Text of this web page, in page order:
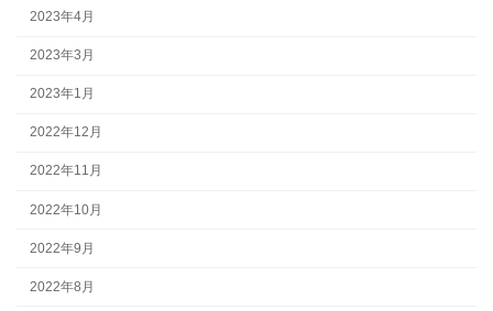
2023年4月
2023年3月
2023年1月
2022年12月
2022年11月
2022年10月
2022年9月
2022年8月